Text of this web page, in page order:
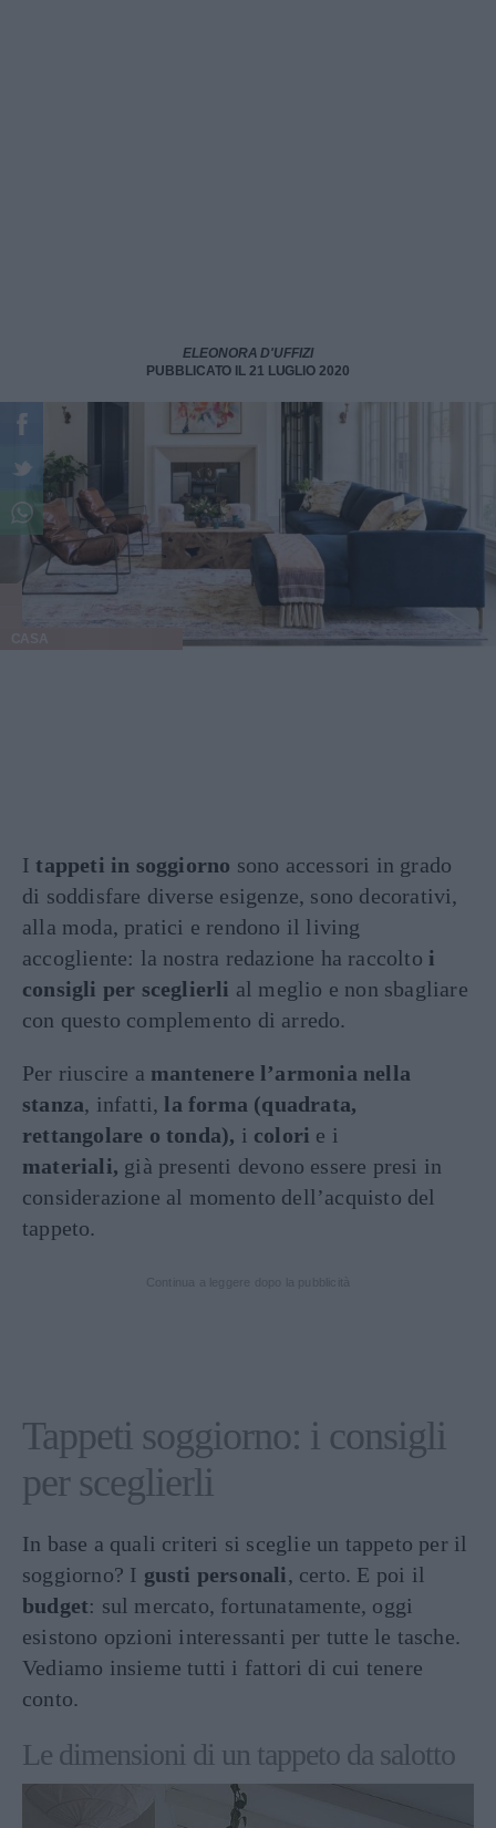
ELEONORA D'UFFIZI
PUBBLICATO IL 21 LUGLIO 2020
Itappeti in soggiorno sono accessori in grado
di soddisfare diverse esigenze, sono decorativi,
alla moda, pratici e rendono il living
accogliente: la nostra redazione ha raccolto i
consigli per sceglierli al meglio e non sbagliare
con questo complemento di arredo.
Per riuscire a mantenere l’armonia nella
stanza, infatti, la forma (quadrata,
rettangolare o tonda), i colori e i
materiali, già presenti devono essere presi in
considerazione al momento dell’acquisto del
tappeto.
Tappeti soggiorno: i consigli
per sceglierli
In base a quali criteri si sceglie un tappeto per il
soggiorno? I gusti personali, certo. E poi il
budget: sul mercato, fortunatamente, oggi
esistono opzioni interessanti per tutte le tasche.
Vediamo insieme tutti i fattori di cui tenere
conto.
​Le dimensioni di un tappeto da salotto